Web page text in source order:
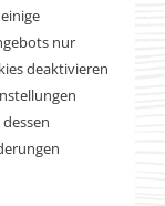
nur
deaktivieren